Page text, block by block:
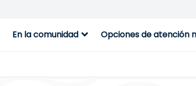
En la comunidad expand_more Opciones de atención